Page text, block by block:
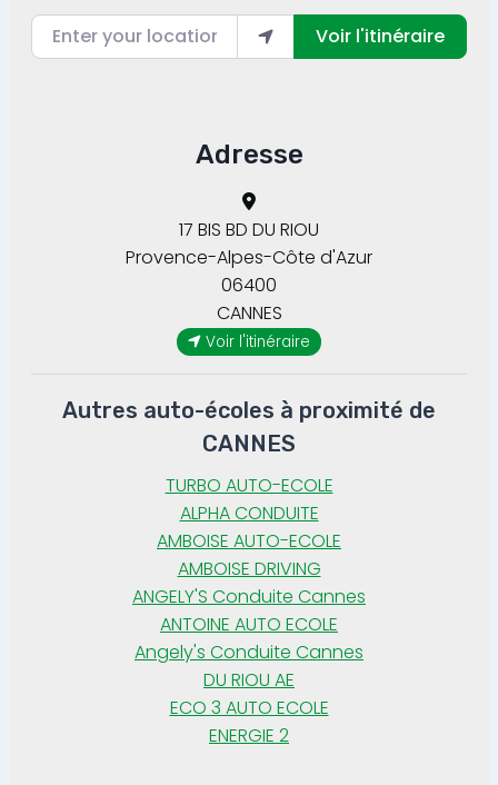
Enter your location
Voir l'itinéraire
Adresse
17 BIS BD DU RIOU
CANNES
Provence-Alpes-Côte d'Azur
06400
Voir l'itinéraire
Autres auto-écoles à proximité de
CANNES
TURBO AUTO-ECOLE
ALPHA CONDUITE
AMBOISE AUTO-ECOLE
AMBOISE DRIVING
ANGELY'S Conduite Cannes
ANTOINE AUTO ECOLE
Angely's Conduite Cannes
DU RIOU AE
ECO 3 AUTO ECOLE
ENERGIE 2